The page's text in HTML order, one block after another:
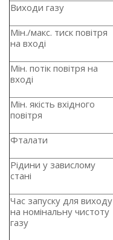
Виходи газу
Мін./макс. тиск повітря
на вході
Мін. потік повітря на
вході
Мін. якість вхідного
повітря
Фталати
Рідини у завислому
стані
Час запуску для виходу
на номінальну чистоту
газу